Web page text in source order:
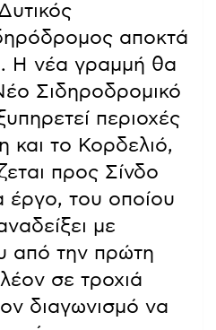
αποκτά
Η νέα γραμμή θα
Σιδηροδρομικό
περιοχές
το Κορδελιό,
προς Σίνδο
έργο, του οποίου
με
από την πρώτη
σε τροχιά
διαγωνισμό να